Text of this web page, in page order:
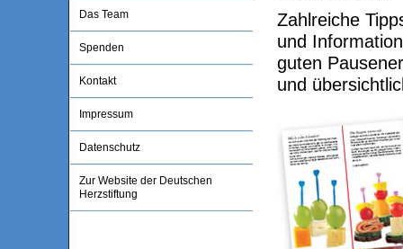
Das Team
Spenden
Kontakt
Impressum
Datenschutz
Zur Website der Deutschen
Herzstiftung
Zahlreiche
und
guten
und